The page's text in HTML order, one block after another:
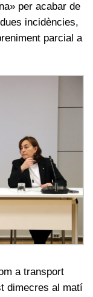
per acabar de
incidències,
parcial a
a transport
dimecres al matí